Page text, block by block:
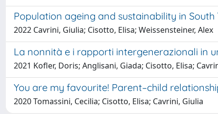
Population ageing and sustainability in
2022 Cavrini, Giulia; Cisotto, Elisa; Weissensteiner, Alex
La nonnità e i rapporti intergenerazionali in
2021 Kofler, Doris; Anglisani, Giada; Cisotto, Elisa;
You are my favourite! Parent–child
2020 Tomassini, Cecilia; Cisotto, Elisa; Cavrini, Giulia